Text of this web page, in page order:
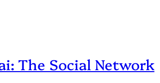
The Social Network